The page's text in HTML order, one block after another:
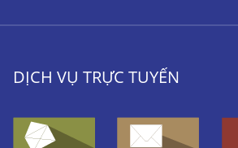
DỊCH VỤ TRỰC TUYẾN